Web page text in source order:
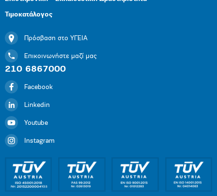
Τιμοκατάλογος
Πρόσβαση στο ΥΓΕΙΑ
Επικοινωνήστε μαζί μας
210 6867000
Facebook
Linkedin
Youtube
Instagram